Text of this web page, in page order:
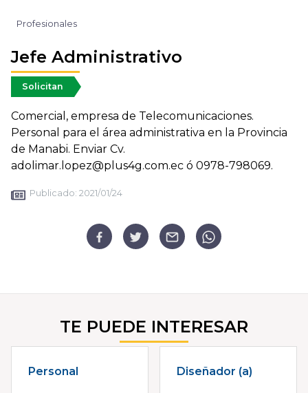
Profesionales
Jefe Administrativo
Solicitan
Comercial, empresa de Telecomunicaciones.
Personal para el área administrativa en la Provincia
de Manabi. Enviar Cv.
adolimar.lopez@plus4g.com.ec ó 0978-798069.
Publicado: 2021/01/24
TE PUEDE INTERESAR
Personal Diseñador (a)